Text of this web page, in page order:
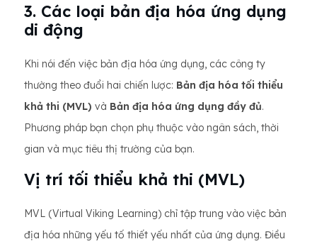
3. Các loại bản địa hóa ứng dụng
di động
Khi nói đến việc bản địa hóa ứng dụng, các công ty
thường theo đuổi hai chiến lược: Bản địa hóa tối thiểu
khả thi (MVL) và Bản địa hóa ứng dụng đầy đủ.
Phương pháp bạn chọn phụ thuộc vào ngân sách, thời
gian và mục tiêu thị trường của bạn.
Vị trí tối thiểu khả thi (MVL)
MVL (Virtual Viking Learning) chỉ tập trung vào việc bản
địa hóa những yếu tố thiết yếu nhất của ứng dụng. Điều